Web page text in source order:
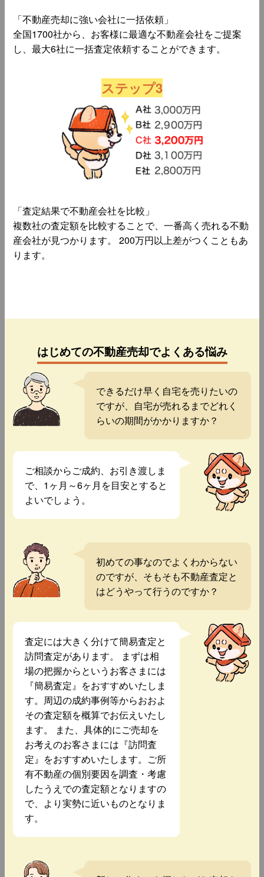
「不動産売却に強い会社に一括依頼」
全国1700社から、お客様に最適な不動産会社をご提案
し、最大6社に一括査定依頼することができます。
ステップ3
「査定結果で不動産会社を比較」
複数社の査定額を比較することで、一番高く売れる不動
産会社が見つかります。 200万円以上差がつくこともあ
ります。
はじめての不動産売却でよくある悩み
できるだけ早く自宅を売りたいの
ですが、自宅が売れるまでどれく
らいの期間がかかりますか？
ご相談からご成約、お引き渡しま
で、1ヶ月～6ヶ月を目安とすると
よいでしょう。
初めての事なのでよくわからない
のですが、そもそも不動産査定と
はどうやって行うのですか？
査定には大きく分けて簡易査定と
訪問査定があります。 まずは相
場の把握からというお客さまには
『簡易査定』をおすすめいたしま
す。周辺の成約事例等からおおよ
その査定額を概算でお伝えいたし
ます。 また、具体的にご売却を
お考えのお客さまには『訪問査
定』をおすすめいたします。ご所
有不動産の個別要因を調査・考慮
したうえでの査定額となりますの
で、より実勢に近いものとなりま
す。